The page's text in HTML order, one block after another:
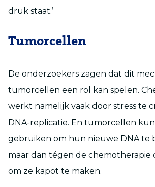
druk staat.’
Tumorcellen
De onderzoekers zagen dat dit
tumorcellen een rol kan spelen.
werkt namelijk vaak door stress te
DNA-replicatie. En tumorcellen
gebruiken om hun nieuwe DNA te
maar dan tégen de chemotherapie
om ze kapot te maken.